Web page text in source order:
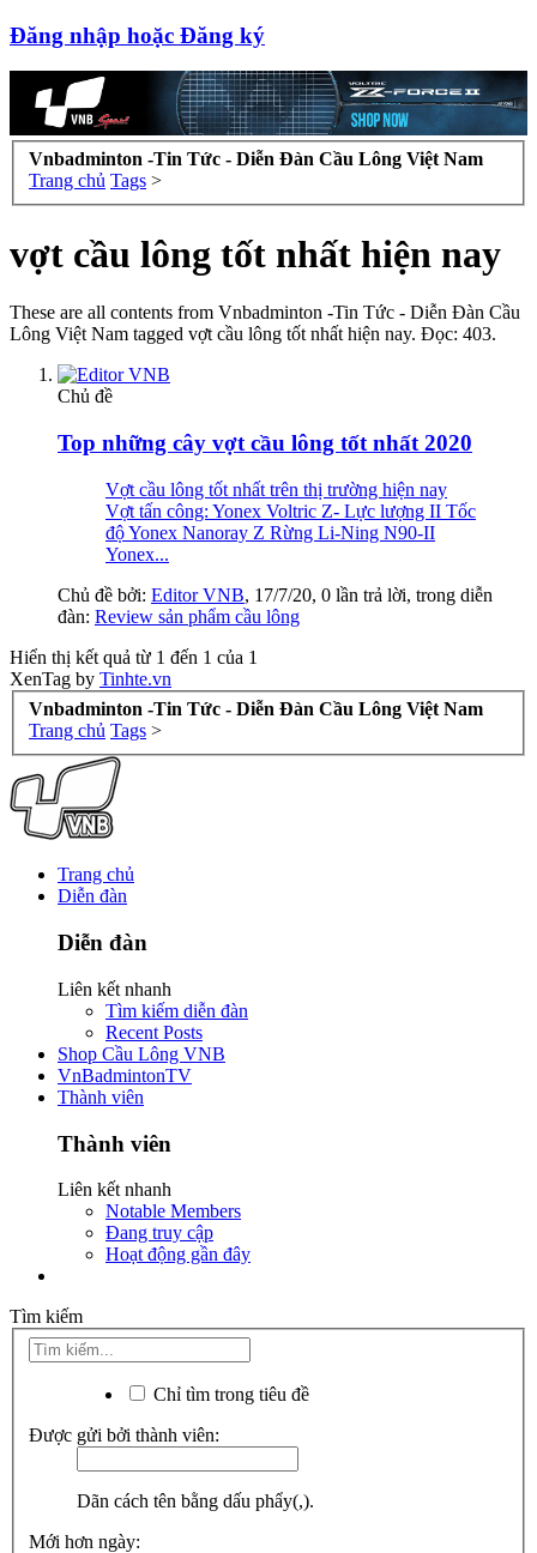
Đăng nhập hoặc Đăng ký
Vnbadminton -Tin Tức - Diễn Đàn Cầu Lông Việt Nam
Trang chủ Tags >
vợt cầu lông tốt nhất hiện nay
These are all contents from Vnbadminton -Tin Tức - Diễn Đàn Cầu
Lông Việt Nam tagged vợt cầu lông tốt nhất hiện nay. Đọc: 403.
Chủ đề
Top những cây vợt cầu lông tốt nhất 2020
Vợt cầu lông tốt nhất trên thị trường hiện nay
Vợt tấn công: Yonex Voltric Z- Lực lượng II Tốc
độ Yonex Nanoray Z Rừng Li-Ning N90-II
Yonex...
Chủ đề bởi: Editor VNB, 17/7/20, 0 lần trả lời, trong diễn
đàn: Review sản phẩm cầu lông
Hiển thị kết quả từ 1 đến 1 của 1
XenTag by Tinhte.vn
Vnbadminton -Tin Tức - Diễn Đàn Cầu Lông Việt Nam
Trang chủ Tags >
Trang chủ
Diễn đàn
Diễn đàn
Liên kết nhanh
Tìm kiếm diễn đàn
Recent Posts
Shop Cầu Lông VNB
VnBadmintonTV
Thành viên
Thành viên
Liên kết nhanh
Notable Members
Đang truy cập
Hoạt động gần đây
Tìm kiếm
Chỉ tìm trong tiêu đề
Được gửi bởi thành viên:
Dãn cách tên bằng dấu phẩy(,).
Mới hơn ngày: